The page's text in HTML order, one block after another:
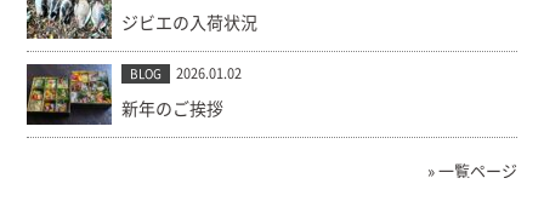
ジビエの入荷状況
BLOG 2026.01.02
新年のご挨拶
» 一覧ページ